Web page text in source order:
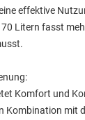
effektive
Litern fasst
Komfort und
Kombination mit